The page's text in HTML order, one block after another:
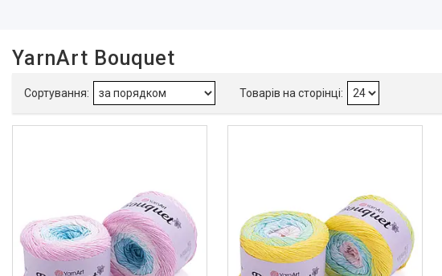
В наявності 25
YarnArt Bouquet